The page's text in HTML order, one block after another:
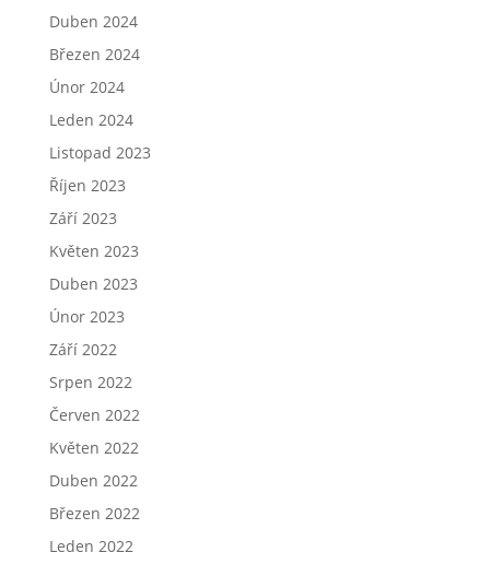
Duben 2024
Březen 2024
Únor 2024
Leden 2024
Listopad 2023
Říjen 2023
Září 2023
Květen 2023
Duben 2023
Únor 2023
Září 2022
Srpen 2022
Červen 2022
Květen 2022
Duben 2022
Březen 2022
Leden 2022